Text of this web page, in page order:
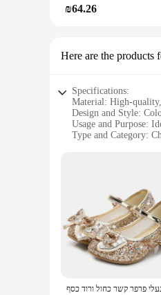
₪64.26
Here are the products
Specifications:
Material: High-
Design and Style:
Usage and Purpose:
Type and Category:
Parts and
**Comfort and
vibrant colors and
themselves through
**Durable and Easy
Crafted from high-
discomfort.
sandals are a wise